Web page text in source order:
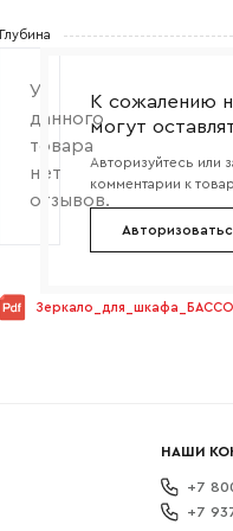
Глубина
У
данного
товара
нет
отзывов.
К сожалению
могут
Авторизуйтесь или
комментарии к
НАШИ
+7
+7